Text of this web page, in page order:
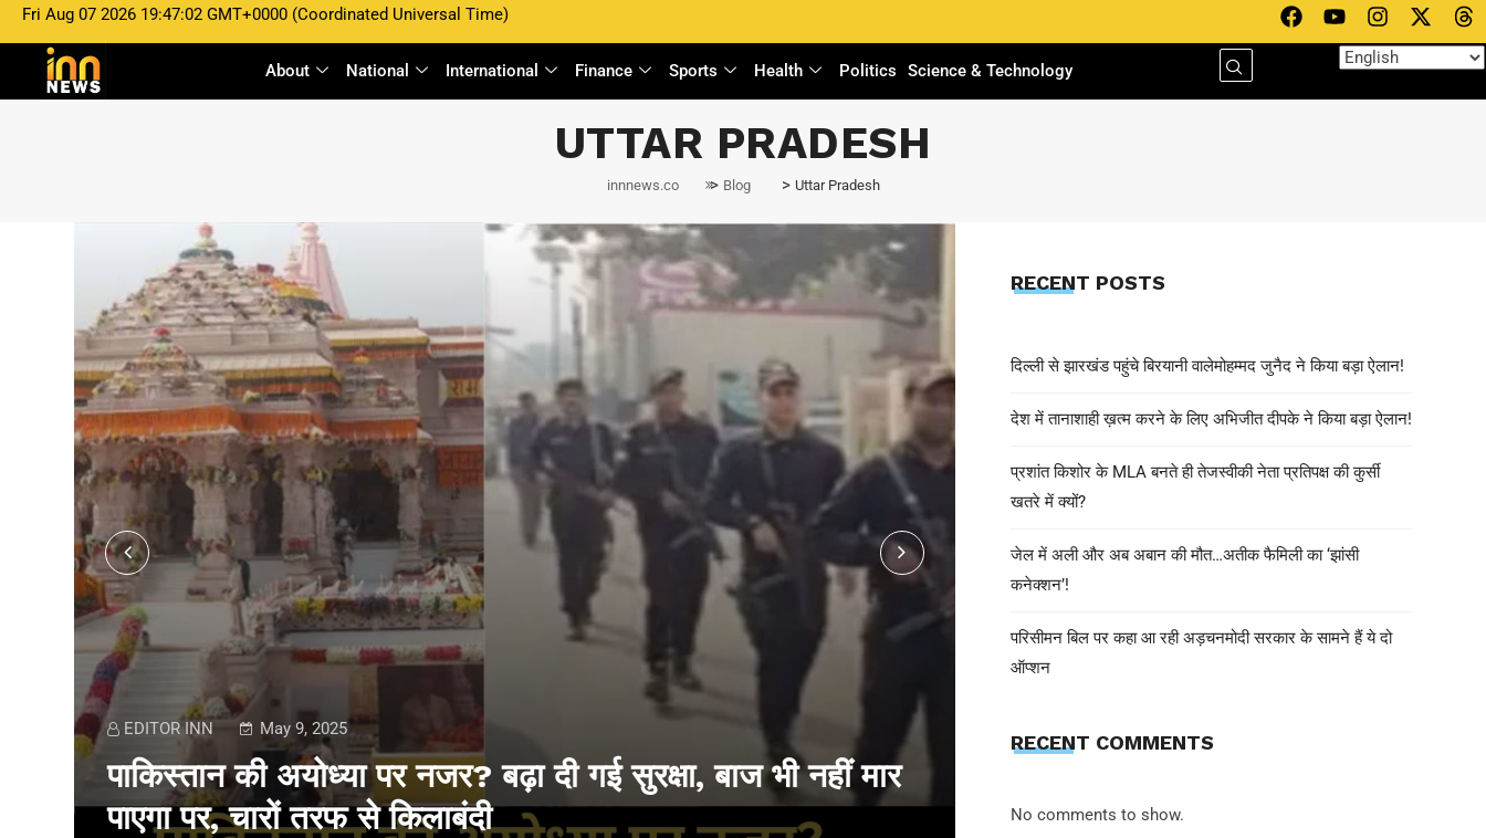
Fri Aug 07 2026 19:47:02 GMT+0000 (Coordinated Universal Time)
About National International Finance Sports Health Politics Science & Technology
UTTAR PRADESH
innnews.co > Blog > Uttar Pradesh
EDITOR INN May 9, 2025
पाकिस्तान की अयोध्या पर नजर? बढ़ा दी गई सुरक्षा, बाज भी नहीं मार
पाएगा पर, चारों तरफ से किलाबंदी
को मंच पर बांधी पगड़ी, उठी सुरक्षा की मांग
RECENT POSTS
दिल्ली से झारखंड पहुंचे बिरयानी वालेमोहम्मद जुनैद ने किया बड़ा ऐलान!
देश में तानाशाही ख़त्म करने के लिए अभिजीत दीपके ने किया बड़ा ऐलान!
प्रशांत किशोर के MLA बनते ही तेजस्वीकी नेता प्रतिपक्ष की कुर्सी
खतरे में क्यों?
जेल में अली और अब अबान की मौत…अतीक फैमिली का ‘झांसी
कनेक्शन’!
परिसीमन बिल पर कहा आ रही अड़चनमोदी सरकार के सामने हैं ये दो
ऑप्शन
RECENT COMMENTS
No comments to show.